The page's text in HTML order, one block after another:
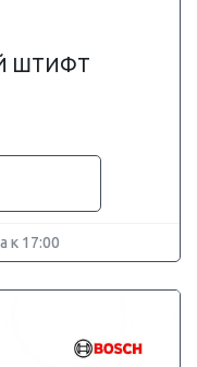
ШТИФТ
к 17:00